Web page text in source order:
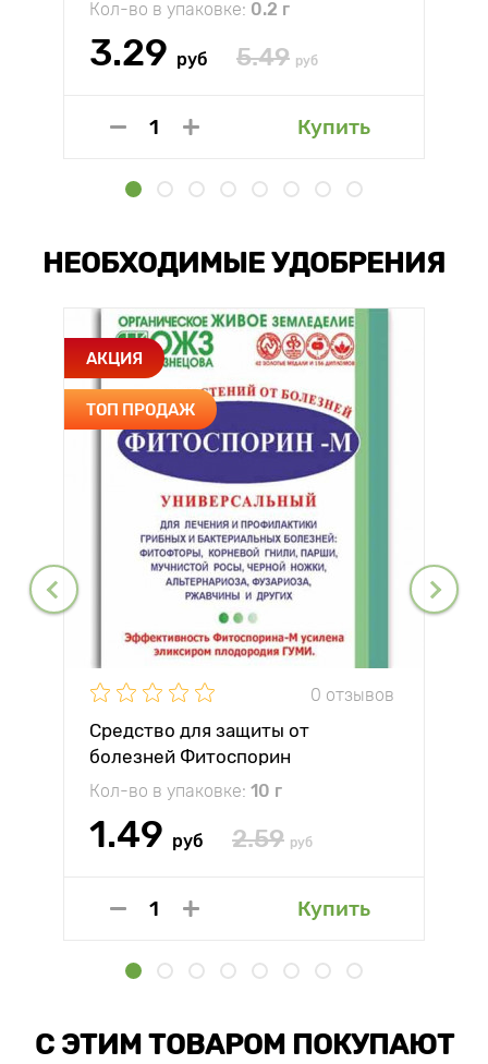
Кол-во в упаковке: 0.2 г
3.29 руб 5.49 руб
Купить
НЕОБХОДИМЫЕ УДОБРЕНИЯ
АКЦИЯ
ТОП ПРОДАЖ
0 отзывов
Средство для защиты от
болезней Фитоспорин
Кол-во в упаковке: 10 г
1.49 руб 2.59 руб
Купить
С ЭТИМ ТОВАРОМ ПОКУПАЮТ